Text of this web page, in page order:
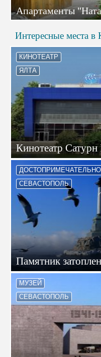
Апартаменты
Интересные места
КИНОТЕАТР
ЯЛТА
Кинотеатр
СЕВАСТОПОЛЬ
Памятник
МУЗЕЙ
СЕВАСТОПОЛЬ